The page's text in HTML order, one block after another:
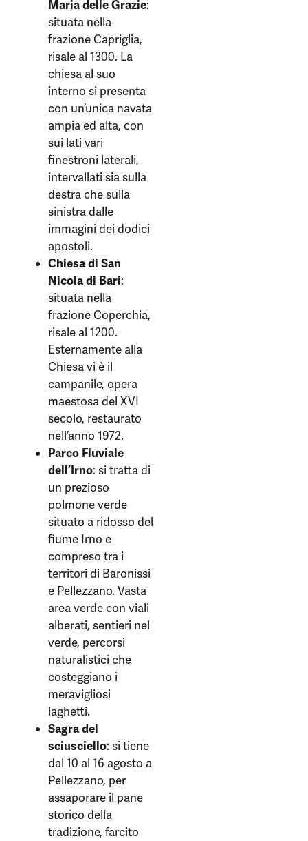
Maria delle Grazie:
situata nella
frazione Capriglia,
risale al 1300. La
chiesa al suo
interno si presenta
con un’unica navata
ampia ed alta, con
sui lati vari
finestroni laterali,
intervallati sia sulla
destra che sulla
sinistra dalle
immagini dei dodici
apostoli.
Chiesa di San
Nicola di Bari:
situata nella
frazione Coperchia,
risale al 1200.
Esternamente alla
Chiesa vi è il
campanile, opera
maestosa del XVI
secolo, restaurato
nell’anno 1972.
Parco Fluviale
dell’Irno: si tratta di
un prezioso
polmone verde
situato a ridosso del
fiume Irno e
compreso tra i
territori di Baronissi
e Pellezzano. Vasta
area verde con viali
alberati, sentieri nel
verde, percorsi
naturalistici che
costeggiano i
meravigliosi
laghetti.
Sagra del
sciusciello: si tiene
dal 10 al 16 agosto a
Pellezzano, per
assaporare il pane
storico della
tradizione, farcito